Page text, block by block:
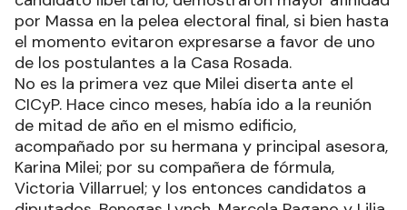
por Massa en la pelea electoral final, si bien hasta
el momento evitaron expresarse a favor de uno
de los postulantes a la Casa Rosada.
No es la primera vez que Milei diserta ante el
CICyP. Hace cinco meses, había ido a la reunión
de mitad de año en el mismo edificio,
acompañado por su hermana y principal asesora,
Karina Milei; por su compañera de fórmula,
Victoria Villarruel; y los entonces candidatos a